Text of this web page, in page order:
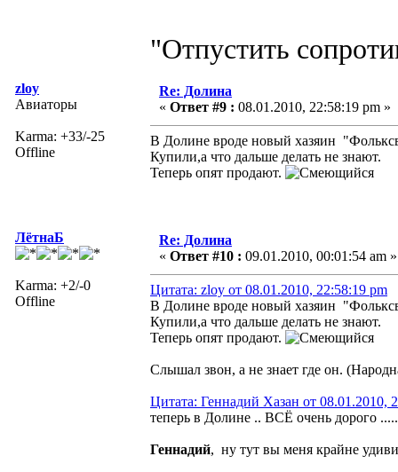
"Отпустить
zloy
Авиаторы
Karma: +33/-25
Offline
Re: Долина
« Ответ #9 : 08.01.2010, 22:58:19 pm »
В Долине вроде новый хазяин
Купили,а что дальше делать не знают.
Теперь опят продают.
ЛётнаБ
Karma: +2/-0
Offline
Re: Долина
« Ответ #10 : 09.01.2010, 00:01:54 am »
Цитата: zloy от 08.01.2010, 22:58:19 pm
В Долине вроде новый хазяин
Купили,а что дальше делать не знают.
Теперь опят продают.
Слышал звон, а не знает где он.
Цитата: Геннадий Хазан от 08.01.2010,
теперь в Долине .. ВСЁ очень дорого
Геннадий, ну тут вы меня крайне